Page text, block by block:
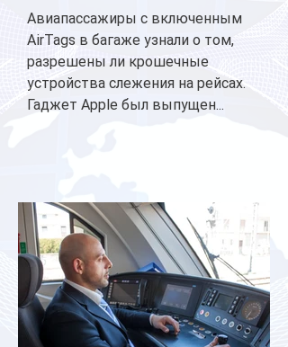
Авиапассажиры с включенным
AirTags в багаже узнали о том,
разрешены ли крошечные
устройства слежения на рейсах.
Гаджет Apple был выпущен...